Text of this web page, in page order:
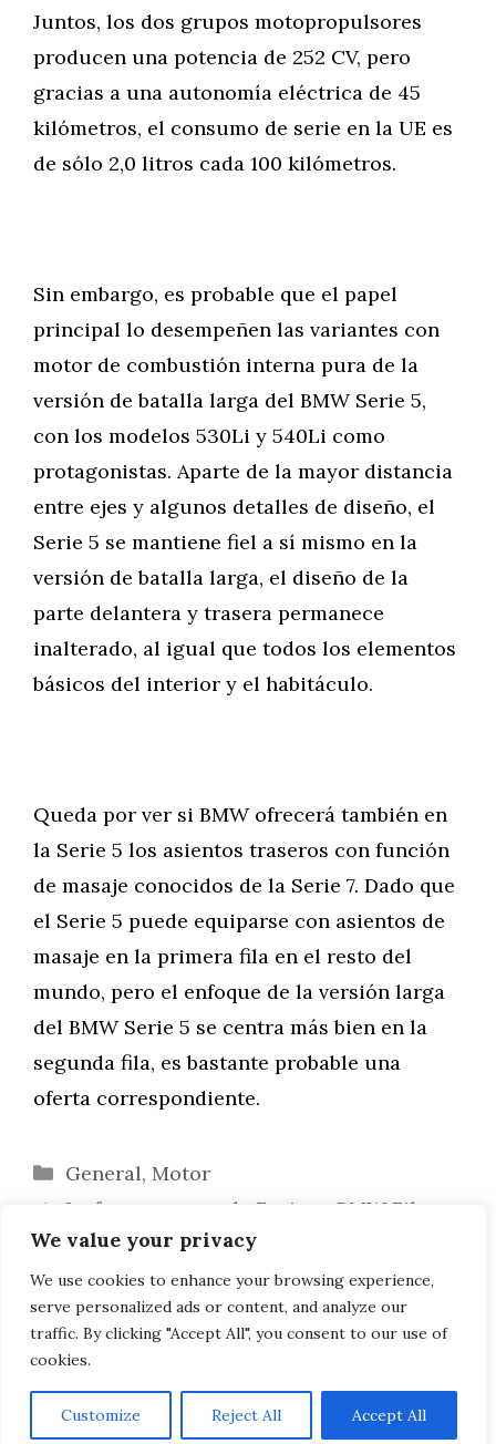
We value your privacy
We use cookies to enhance your browsing experience,
serve personalized ads or content, and analyze our
traffic. By clicking "Accept All", you consent to our use of
cookies.
Customize Reject All Accept All
Juntos, los dos grupos motopropulsores
producen una potencia de 252 CV, pero
gracias a una autonomía eléctrica de 45
kilómetros, el consumo de serie en la UE es
de sólo 2,0 litros cada 100 kilómetros.
Sin embargo, es probable que el papel
principal lo desempeñen las variantes con
motor de combustión interna pura de la
versión de batalla larga del BMW Serie 5,
con los modelos 530Li y 540Li como
protagonistas. Aparte de la mayor distancia
entre ejes y algunos detalles de diseño, el
Serie 5 se mantiene fiel a sí mismo en la
versión de batalla larga, el diseño de la
parte delantera y trasera permanece
inalterado, al igual que todos los elementos
básicos del interior y el habitáculo.
Queda por ver si BMW ofrecerá también en
la Serie 5 los asientos traseros con función
de masaje conocidos de la Serie 7. Dado que
el Serie 5 puede equiparse con asientos de
masaje en la primera fila en el resto del
mundo, pero el enfoque de la versión larga
del BMW Serie 5 se centra más bien en la
segunda fila, es bastante probable una
oferta correspondiente.
Categorías
General, Motor
La fuga: regreso de Furious BMW Films
con Clive Owen
BMW M140i en el informe de conducción:
De gira de despedida con 340 CV
AVISO LEGAL, POLITICA DE PRIVACIDAD, COOKIES